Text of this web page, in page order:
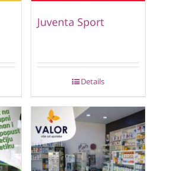
Juventa Sport
Details